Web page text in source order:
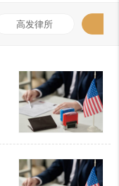
高发律所